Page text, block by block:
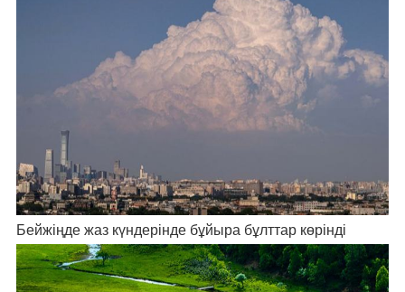
Бейжіңде жаз күндерінде бұйыра бұлттар көрінді